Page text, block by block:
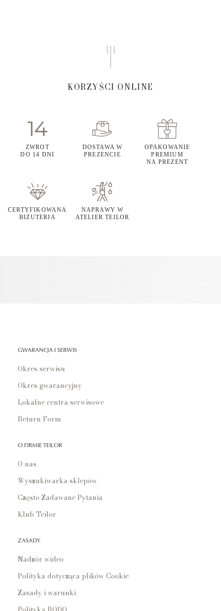
KORZYŚCI ONLINE
ZWROT
DO 14 DNI
DOSTAWA W
PREZENCIE
OPAKOWANIE
PREMIUM
NA PREZENT
CERTYFIKOWANA
BIŻUTERIA
NAPRAWY W
ATELIER TEILOR
GWARANCJA I SERWIS
Okres serwisu
Okres gwarancyjny
Lokalne centra serwisowe
Return Form
O FIRMIE TEILOR
O nas
Wyszukiwarka sklepów
Często Zadawane Pytania
Klub Teilor
ZASADY
Nadzór wideo
Polityka dotycząca plików Cookie
Zasady i warunki